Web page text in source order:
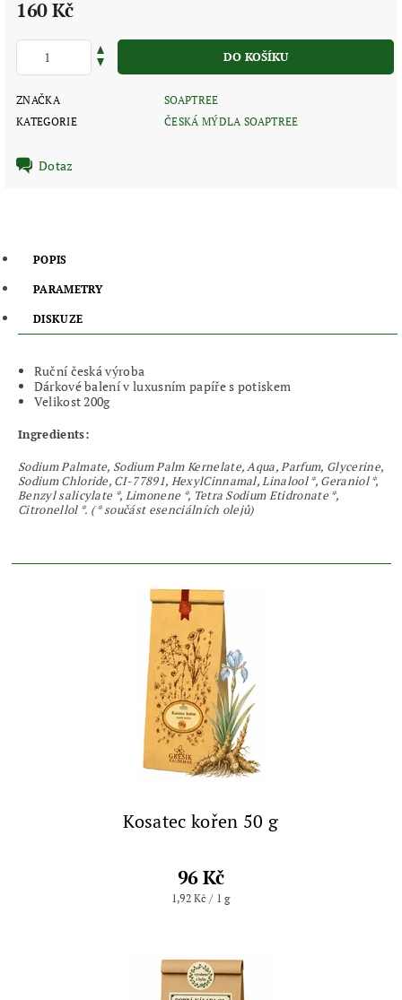
160 Kč
ZNAČKA
SOAPTREE
KATEGORIE
ČESKÁ MÝDLA SOAPTREE
Dotaz
POPIS
PARAMETRY
DISKUZE
Ruční česká výroba
Dárkové balení v luxusním papíře s potiskem
Velikost 200g
Ingredients:
Sodium Palmate, Sodium Palm Kernelate, Aqua, Parfum, Glycerine,
Sodium Chloride, CI-77891, HexylCinnamal, Linalool *, Geraniol *,
Benzyl salicylate *, Limonene *, Tetra Sodium Etidronate *,
Citronellol *. ( * součást esenciálních olejů)
Kosatec kořen 50 g
96 Kč
1,92 Kč / 1 g